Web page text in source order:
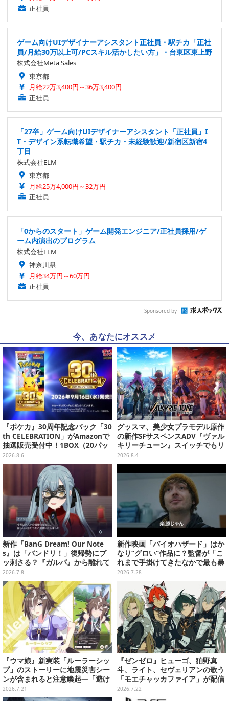
正社員
ゲーム向けUIデザイナーアシスタント正社員・駅チカ「正社
員/月給30万以上可/PCスキル活かしたい方」・台東区東上野
株式会社Meta Sales
東京都
月給22万3,400円～36万3,400円
正社員
「27卒」ゲーム向けUIデザイナーアシスタント「正社員」I
T・デザイン系転職希望・駅チカ・未経験歓迎/新宿区新宿4
丁目
株式会社ELM
東京都
月給25万4,000円～32万円
正社員
「0からのスタート」ゲーム開発エンジニア/正社員採用/ゲ
ーム内演出のプログラム
株式会社ELM
神奈川県
月給34万円～60万円
正社員
Sponsored by
今、あなたにオススメ
『ポケカ』30周年記念パック「30
th CELEBRATION」がAmazonで
抽選販売受付中！1BOX（20パッ
ク入り）
2026.8.6
グッスマ、美少女プラモデル原作
の新作SFサスペンスADV『ヴァル
キリーチューン』スイッチでもリ
リース決定―Steam版サントラも
発売中
2026.8.4
新作『BanG Dream! Our Note
s』は「バンドリ！」復帰勢にブ
ッ刺さる？『ガルパ』から離れて
いた筆者が再び引き込まれた件
【CBTプレイレポ】
2026.7.8
新作映画「バイオハザード」はか
なり“グロい”作品に？監督が「こ
れまで手掛けてきたなかで最も暴
力的」と語る
2026.7.28
『ウマ娘』新実装「ルーラーシッ
プ」のストーリーに地震災害シー
ンが含まれると注意喚起―「避け
ては語れないわな」「あの件から
逃げないウマ娘は好きよ」
2026.7.21
『ゼンゼロ』ヒューゴ、狛野真
斗、ライト、セヴェリアンの歌う
「モエチャッカファイア」が配信
決定―似合ってる…4人のメイド
服イラストもお披露目
2026.7.22